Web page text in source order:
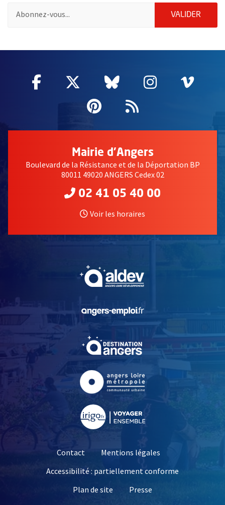
VALIDER
Facebook
, Ouvre une nouvelle fenêtre
Twitter
, Ouvre une nouvelle
Bluesky
, Ouvre une
Instagram
, Ouvre
,
Pinterest
, Ouvre une
Flux RSS
Mairie d'Angers
Boulevard de la Résistance et de la Déportation BP
80011 49020 ANGERS Cedex 02
02 41 05 40 00
Voir les horaires
, Ouvre une nouvelle
, Ouvre une nouvelle
Contact
Mentions légales
Accessibilité : partiellement conforme
Plan de site
Presse